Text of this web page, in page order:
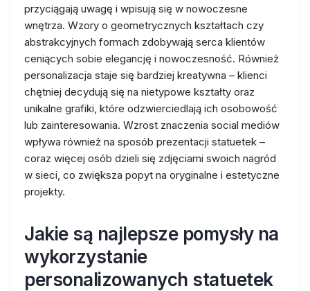
przyciągają uwagę i wpisują się w nowoczesne
wnętrza. Wzory o geometrycznych kształtach czy
abstrakcyjnych formach zdobywają serca klientów
ceniących sobie elegancję i nowoczesność. Również
personalizacja staje się bardziej kreatywna – klienci
chętniej decydują się na nietypowe kształty oraz
unikalne grafiki, które odzwierciedlają ich osobowość
lub zainteresowania. Wzrost znaczenia social mediów
wpływa również na sposób prezentacji statuetek –
coraz więcej osób dzieli się zdjęciami swoich nagród
w sieci, co zwiększa popyt na oryginalne i estetyczne
projekty.
Jakie są najlepsze pomysły na
wykorzystanie
personalizowanych statuetek